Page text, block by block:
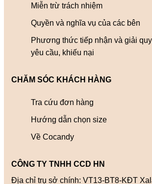
Miễn trừ trách nhiệm
Quyền và nghĩa vụ của các bên
Phương thức tiếp nhận và giải
yêu cầu, khiếu nại
CÔNG TY TNHH CCD HN
Địa chỉ trụ sở chính: VT13-BT8-KĐT
CHĂM SÓC KHÁCH HÀNG
Tra cứu đơn hàng
Hướng dẫn chọn size
Về Cocandy